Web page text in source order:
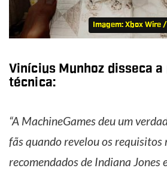
Imagem: Xbox Wire
Vinícius Munhoz disseca
técnica:
“A MachineGames deu um
fãs quando revelou os requisitos
recomendados de Indiana Jones